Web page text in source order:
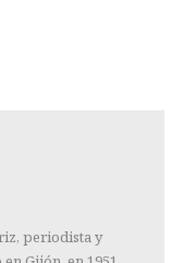
periodista y